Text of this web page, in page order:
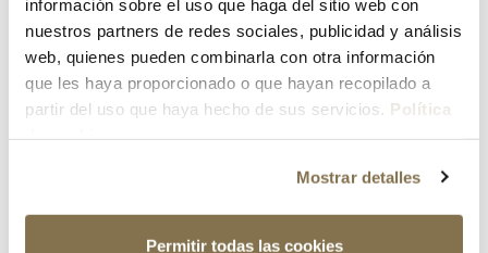
información sobre el uso que haga del sitio web con
nuestros partners de redes sociales, publicidad y análisis
web, quienes pueden combinarla con otra información
que les haya proporcionado o que hayan recopilado a
partir del uso que haya hecho de sus servicios. Política
Mostrar detalles
Permitir todas las cookies
¿Has olvidado tu contraseña?